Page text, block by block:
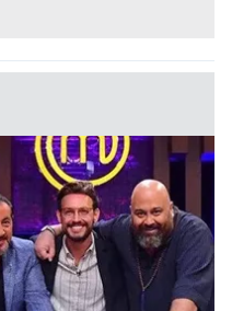
ilişkin detaylı bilgi
Kanunu uyarınca
okumak ve sitemizde
çerezlerle ilgili bilgi